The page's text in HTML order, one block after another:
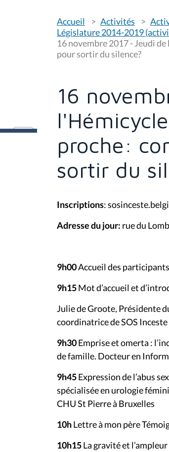
o
u
s
ê
t
Accueil Activités
Législature 2014-2019
16 novembre 2017 - Jeudi
pour sortir du silence?
16
proche:
sortir du
Inscriptions:
Adresse du jour: rue du
9h00Accueil des participants
9h15Mot d’accueil et
Julie de Groote, Présidente
coordinatrice de SOS
9h30Emprise et omerta :
de famille. Docteur en
9h45Expression de l’abus
spécialisée en urologie
CHU St Pierre à Bruxelles
10hLettre à mon père
10h15La gravité et